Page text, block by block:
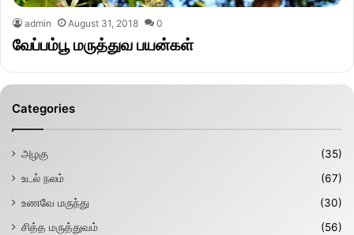
admin August 31, 2018 0
வேப்பம்பூ மருத்துவ பயன்கள்
Categories
அழகு
(35)
உடல் நலம்
(67)
உணவே மருந்து
(30)
சித்த மருத்துவம்
(56)